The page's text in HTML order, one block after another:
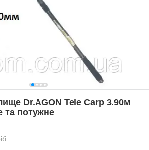
Dr.AGON Tele Carp 3.90м
та потужне